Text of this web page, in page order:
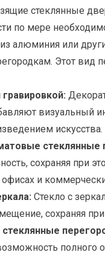
стеклянные
по мере
алюминия или
Этот вид
визуальный
искусства.
стеклянные
сохраняя при
офисах и
Стекло с
сохраняя
полного